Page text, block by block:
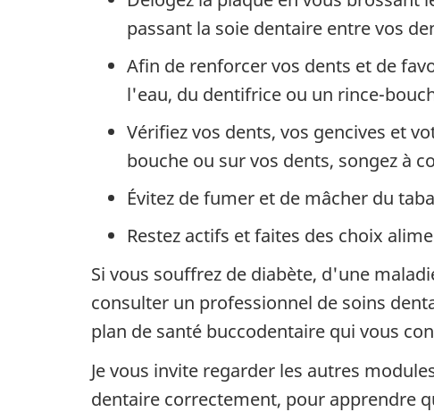
passant la soie dentaire entre vos
Afin de renforcer vos dents et de
l'eau, du dentifrice ou un rince-
Vérifiez vos dents, vos gencives et
bouche ou sur vos dents, songez à
Évitez de fumer et de mâcher du
Restez actifs et faites des choix
Si vous souffrez de diabète, d'une
consulter un professionnel de soins
plan de santé buccodentaire qui vous
Je vous invite regarder les autres
dentaire correctement, pour apprendre